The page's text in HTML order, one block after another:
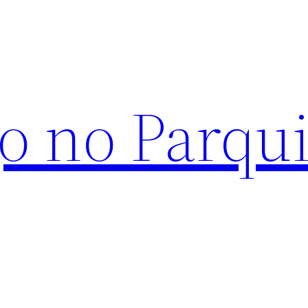
no